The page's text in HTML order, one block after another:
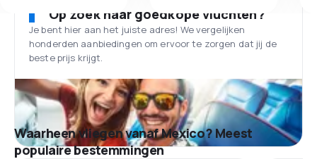
Op zoek naar goedkope vluchten?
Je bent hier aan het juiste adres! We vergelijken
honderden aanbiedingen om ervoor te zorgen dat jij de
beste prijs krijgt.
Waarheen vliegen vanaf Mexico? Meest
populaire bestemmingen